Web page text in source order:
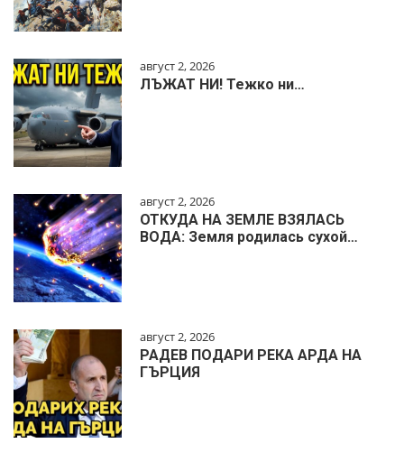
август 2, 2026
ЛЪЖАТ НИ! Тежко ни…
август 2, 2026
ОТКУДА НА ЗЕМЛЕ ВЗЯЛАСЬ
ВОДА: Земля родилась сухой…
август 2, 2026
РАДЕВ ПОДАРИ РЕКА АРДА НА
ГЪРЦИЯ